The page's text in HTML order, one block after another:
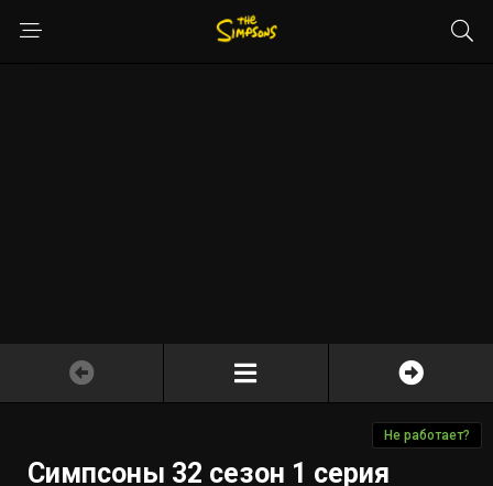
Не работает?
Симпсоны 32 сезон 1 серия